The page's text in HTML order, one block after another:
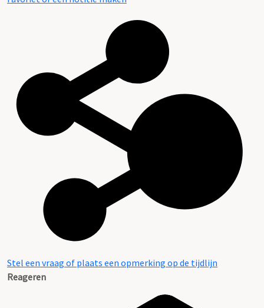
Stel een vraag of plaats een opmerking op de tijdlijn
Reageren